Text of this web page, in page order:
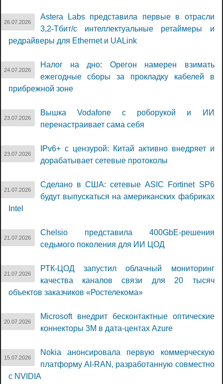
26.07.2026
Astera Labs представила первые в отрасли
3,2-Тбит/с интеллектуальные ретаймеры и
редрайверы для Ethernet и UALink
24.07.2026
Налог на дно: Орегон намерен взимать
ежегодные сборы за прокладку кабелей в
прибрежной зоне
23.07.2026
Вышка Vodafone с роборукой и ИИ
перенастраивает сама себя
23.07.2026
IPv6+ с цензурой: Китай активно внедряет и
дорабатывает сетевые протоколы
21.07.2026
Сделано в США: сетевые ASIC Fortinet SP6
будут выпускаться на американских фабриках
Intel
21.07.2026
Chelsio представила 400GbE-решения
седьмого поколения для ИИ ЦОД
21.07.2026
РТК-ЦОД запустил облачный мониторинг
качества каналов связи для 20 тысяч
объектов заказчиков «Ростелекома»
20.07.2026
Microsoft внедрит бесконтактные оптические
коннекторы 3M в дата-центах Azure
15.07.2026
Nokia анонсировала первую коммерческую
платформу AI-RAN, разработанную совместно
с NVIDIA